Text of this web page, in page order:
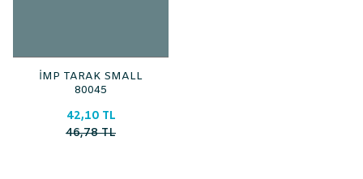
İMP TARAK SMALL
80045
42,10 TL
46,78 TL